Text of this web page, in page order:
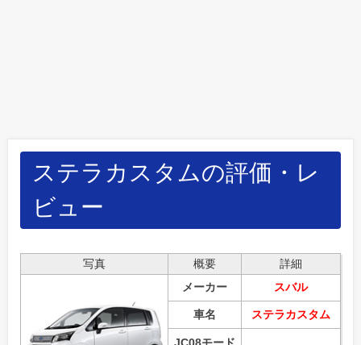
ステラカスタムの評価・レ
ビュー
写真 概要
詳細
メーカー
スバル
車名 ステラカスタム
JC08モード